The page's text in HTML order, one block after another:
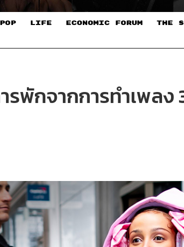
POP LIFE ECONOMIC FORUM THE
รพักจากการทำเพลง